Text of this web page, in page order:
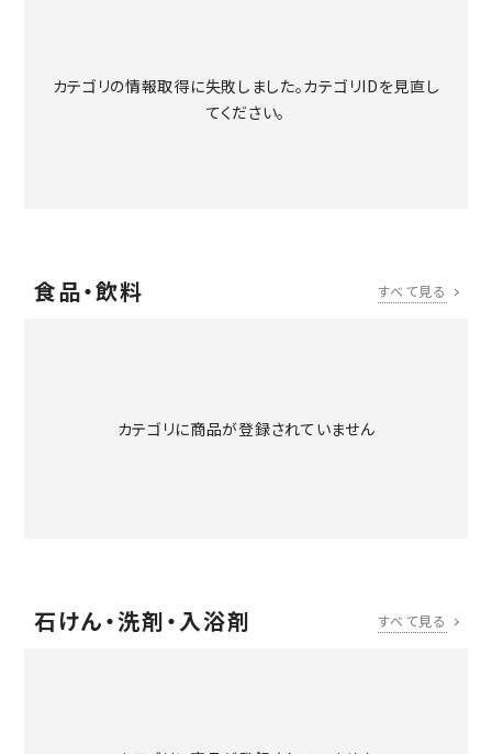
カテゴリの情報取得に失敗しました。カテゴリIDを見直し
てください。
食品・飲料 すべて見る
カテゴリに商品が登録されていません
石けん・洗剤・入浴剤 すべて見る